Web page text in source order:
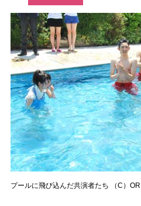
プールに飛び込んだ共演者たち （C）